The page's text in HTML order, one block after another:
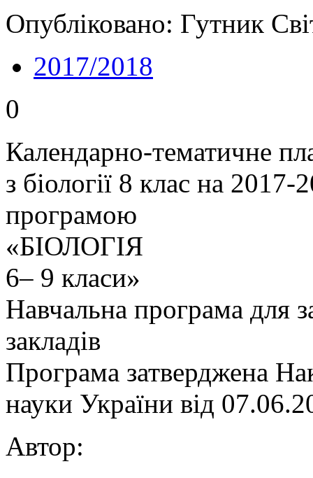
Опубліковано: Гутник
2017/2018
0
Календарно-тематичне
з біології 8 клас на
програмою
«БІОЛОГІЯ
6– 9 класи»
Навчальна програма для
закладів
Програма затверджена
науки України від
Автор: